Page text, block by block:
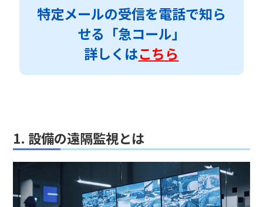
特定メールの受信を電話で知ら
せる「急コール」
詳しくはこちら
1. 設備の遠隔監視とは